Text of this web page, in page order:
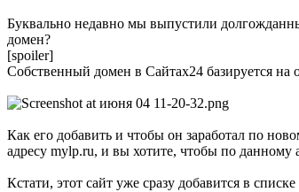
Буквально недавно мы выпустили
домен?
[spoiler]
Собственный домен в Сайтах24 базируется на
Как его добавить и чтобы он заработал по
адресу mylp.ru, и вы хотите, чтобы по данному
Кстати, этот сайт уже сразу добавится в